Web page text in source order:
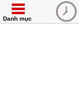
Danh mục